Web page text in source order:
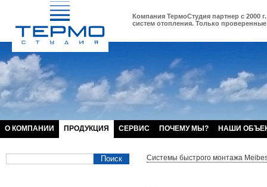
Системы быстрого монтажа
Компания ТермоСтудия партнер с 2000
систем отопления. Только
О КОМПАНИИ ПРОДУКЦИЯ СЕРВИС ПОЧЕМУ МЫ? НАШИ